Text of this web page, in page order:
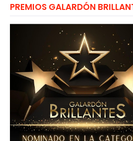
PREMIOS GALARDÓN